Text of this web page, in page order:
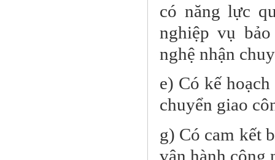
có năng lực
nghiệp vụ
nghệ nhận
e) Có kế
chuyển giao
g) Có cam kết
vận hành công